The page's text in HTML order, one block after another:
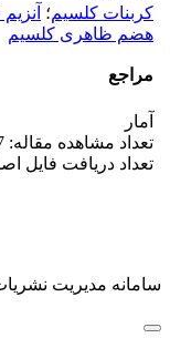
کربنات کلسیم؛ آنزیم
هضم ظاهری کلسیم
مراجع
آمار
تعداد مشاهده مقاله: 737
تعداد دریافت فایل اصل
سامانه مدیریت